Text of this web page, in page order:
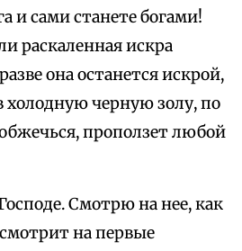
и сами станете богами!
раскаленная искра
она останется искрой,
холодную черную золу, по
проползет любой
Смотрю на нее, как
на первые